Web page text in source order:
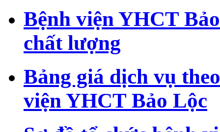
Bệnh viện YHCT
chất lượng
Bảng giá dịch vụ
viện YHCT Bảo Lộc